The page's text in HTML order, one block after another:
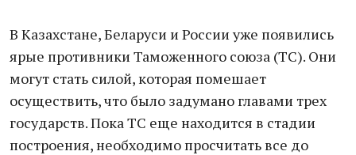
В Казахстане, Беларуси и России уже появились
ярые противники Таможенного союза (ТС). Они
могут стать силой, которая помешает
осуществить, что было задумано главами трех
государств. Пока ТС еще находится в стадии
построения, необходимо просчитать все до